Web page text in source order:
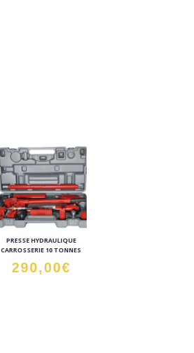
PRESSE HYDRAULIQUE
CARROSSERIE 10 TONNES
290,00€